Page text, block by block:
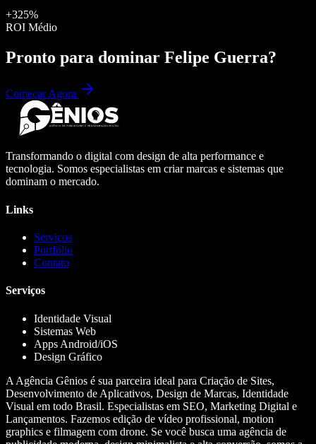
+325%
ROI Médio
Pronto para dominar Felipe Guerra?
Começar Agora
Transformando o digital com design de alta performance e
tecnologia. Somos especialistas em criar marcas e sistemas que
dominam o mercado.
Links
Serviços
Portfólio
Contato
Serviços
Identidade Visual
Sistemas Web
Apps Android/iOS
Design Gráfico
A Agência Gênios é sua parceira ideal para Criação de Sites,
Desenvolvimento de Aplicativos, Design de Marcas, Identidade
Visual em todo Brasil. Especialistas em SEO, Marketing Digital e
Lançamentos. Fazemos edição de vídeo profissional, motion
graphics e filmagem com drone. Se você busca uma agência de